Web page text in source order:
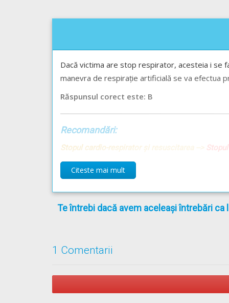
Dacă victima are stop respirator, acesteia i se
manevra de respirație artificială se va efectua
Răspunsul corect este: B
Recomandări:
Stopul cardio-respirator și resuscitarea -->
Citeste mai mult
Te întrebi dacă avem aceleași întrebări ca
1 Comentarii